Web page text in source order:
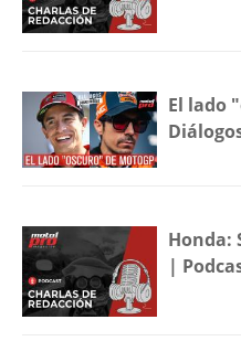
El lado
Honda:
|